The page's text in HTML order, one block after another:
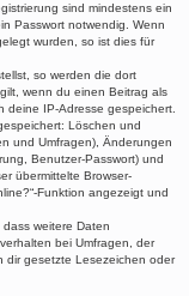
sind mindestens ein
Passwort notwendig. Wenn
wurden, so ist dies für
so werden die dort
wenn du einen Beitrag als
deine IP-Adresse gespeichert.
Löschen und
und Umfragen), Änderungen
Benutzer-Passwort) und
übermittelte Browser-
Funktion angezeigt und
weitere Daten
bei Umfragen, der
dir gesetzte Lesezeichen oder